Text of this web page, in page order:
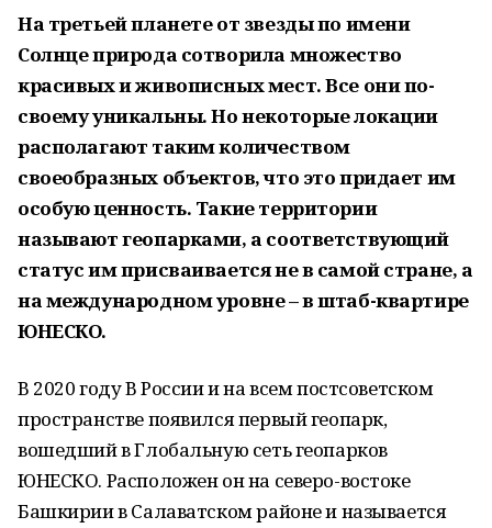
На третьей планете от звезды по имени
Солнцеприрода сотворила множество
красивых и живописных мест. Все они по-
своему уникальны. Но некоторые локации
располагают таким количеством
своеобразных объектов, что это придает им
особую ценность. Такие территории
называют геопарками, а соответствующий
статус им присваивается не в самой стране, а
на международном уровне–в штаб-квартире
ЮНЕСКО.
В 2020 году В России и на всем постсоветском
пространстве появился первый геопарк,
вошедший в Глобальную сеть геопарков
ЮНЕСКО. Расположен он на северо-востоке
Башкирии в Салаватском районе и называется